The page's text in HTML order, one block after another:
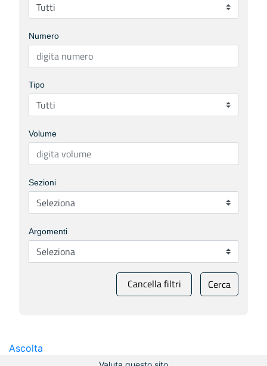
Numero
Tipo
Volume
Sezioni
Argomenti
Cancella filtri Cerca
Ascolta